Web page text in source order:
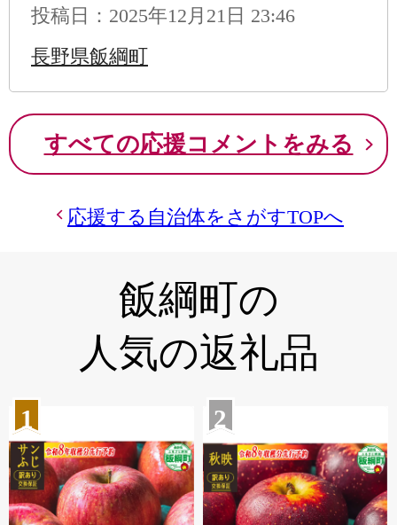
投稿日：2025年12月21日 23:46
長野県飯綱町
すべての応援コメントをみる
応援する自治体をさがすTOPへ
飯綱町の
人気の返礼品
1 2